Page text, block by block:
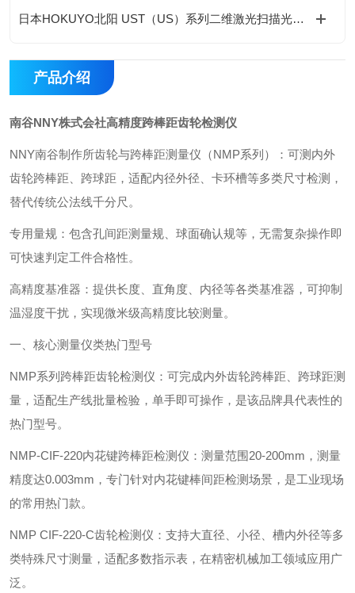
日本HOKUYO北阳 UST（US）系列二维激光扫描光电传感器
产品介绍
南谷NNY株式会社高精度跨棒距齿轮检测仪
NNY南谷制作所齿轮与跨棒距测量仪（NMP系列）：可测内外
齿轮跨棒距、跨球距，适配内径外径、卡环槽等多类尺寸检测，
替代传统公法线千分尺。
专用量规：包含孔间距测量规、球面确认规等，无需复杂操作即
可快速判定工件合格性。
高精度基准器：提供长度、直角度、内径等各类基准器，可抑制
温湿度干扰，实现微米级高精度比较测量。
一、核心测量仪类热门型号
‌NMP系列跨棒距齿轮检测仪‌：可完成内外齿轮跨棒距、跨球距测
量，适配生产线批量检验，单手即可操作，是该品牌具代表性的
热门型号。
‌NMP-CIF-220内花键跨棒距检测仪‌：测量范围20-200mm，测量
精度达0.003mm，专门针对内花键棒间距检测场景，是工业现场
的常用热门款。
‌NMP CIF-220-C齿轮检测仪‌：支持大直径、小径、槽内外径等多
类特殊尺寸测量，适配多数指示表，在精密机械加工领域应用广
泛。